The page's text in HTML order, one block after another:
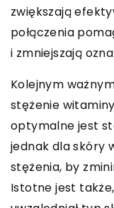
zwiększają
połączenia
i zmniejszają
Kolejnym
stężenie
optymalne jest
jednak dla skóry
stężenia, by
Istotne jest